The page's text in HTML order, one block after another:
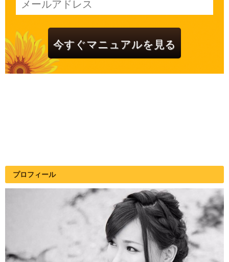
プロフィール